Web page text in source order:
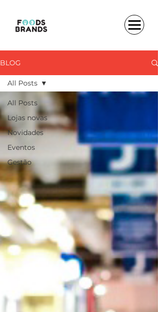
BLOG
All Posts
Lojas novas
Novidades
Eventos
Gestão
All Posts